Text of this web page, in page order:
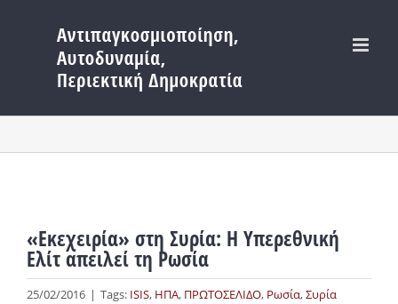
περιεχόμενο
«Εκεχειρία» στη Συρία: H Υπερεθνική
Ελίτ απειλεί τη Ρωσία
25/02/2016 | Tags: ISIS, ΗΠΑ, ΠΡΩΤΟΣΕΛΙΔΟ, Ρωσία,Συρία